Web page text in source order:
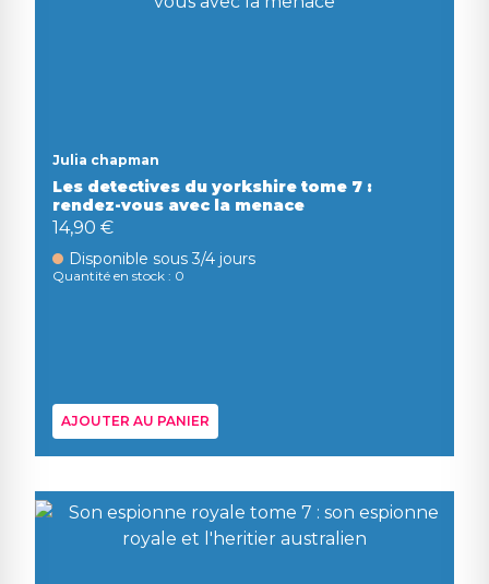
Julia chapman
Les detectives du yorkshire tome 7 :
rendez-vous avec la menace
14,90 €
Disponible sous 3/4 jours
Quantité en stock : 0
AJOUTER AU PANIER